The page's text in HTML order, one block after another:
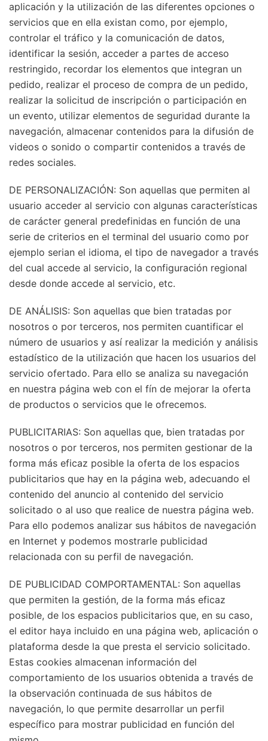
aplicación y la utilización de las diferentes opciones o
servicios que en ella existan como, por ejemplo,
controlar el tráfico y la comunicación de datos,
identificar la sesión, acceder a partes de acceso
restringido, recordar los elementos que integran un
pedido, realizar el proceso de compra de un pedido,
realizar la solicitud de inscripción o participación en
un evento, utilizar elementos de seguridad durante la
navegación, almacenar contenidos para la difusión de
videos o sonido o compartir contenidos a través de
redes sociales.
DE PERSONALIZACIÓN: Son aquellas que permiten al
usuario acceder al servicio con algunas características
de carácter general predefinidas en función de una
serie de criterios en el terminal del usuario como por
ejemplo serian el idioma, el tipo de navegador a través
del cual accede al servicio, la configuración regional
desde donde accede al servicio, etc.
DE ANÁLISIS: Son aquellas que bien tratadas por
nosotros o por terceros, nos permiten cuantificar el
número de usuarios y así realizar la medición y análisis
estadístico de la utilización que hacen los usuarios del
servicio ofertado. Para ello se analiza su navegación
en nuestra página web con el fín de mejorar la oferta
de productos o servicios que le ofrecemos.
PUBLICITARIAS: Son aquellas que, bien tratadas por
nosotros o por terceros, nos permiten gestionar de la
forma más eficaz posible la oferta de los espacios
publicitarios que hay en la página web, adecuando el
contenido del anuncio al contenido del servicio
solicitado o al uso que realice de nuestra página web.
Para ello podemos analizar sus hábitos de navegación
en Internet y podemos mostrarle publicidad
relacionada con su perfil de navegación.
DE PUBLICIDAD COMPORTAMENTAL: Son aquellas
que permiten la gestión, de la forma más eficaz
posible, de los espacios publicitarios que, en su caso,
el editor haya incluido en una página web, aplicación o
plataforma desde la que presta el servicio solicitado.
Estas cookies almacenan información del
comportamiento de los usuarios obtenida a través de
la observación continuada de sus hábitos de
navegación, lo que permite desarrollar un perfil
específico para mostrar publicidad en función del